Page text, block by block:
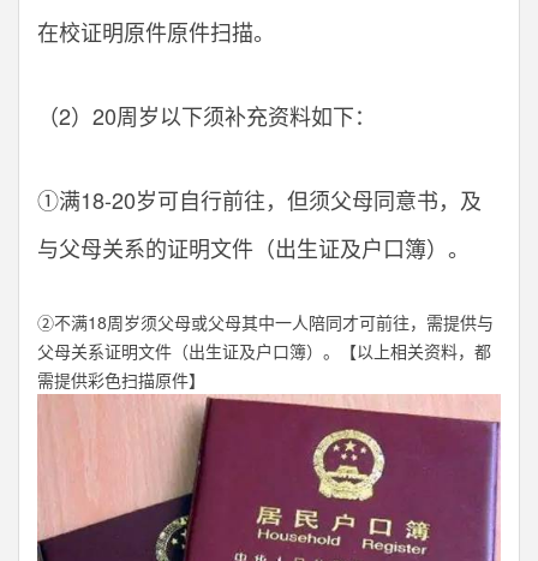
在校证明原件原件扫描。
（2）20周岁以下须补充资料如下：
①满18-20岁可自行前往，但须父母同意书，及
与父母关系的证明文件（出生证及户口簿）。
②不满18周岁须父母或父母其中一人陪同才可前往，需提供与
父母关系证明文件（出生证及户口簿）。【以上相关资料，都
需提供彩色扫描原件】